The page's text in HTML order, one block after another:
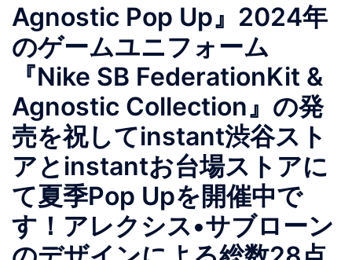
Agnostic Pop Up』2024年
のゲームユニフォーム
『Nike SB FederationKit &
Agnostic Collection』の発
売を祝してinstant渋谷スト
アとinstantお台場ストアに
て夏季Pop Upを開催中で
す！アレクシス•サブローン